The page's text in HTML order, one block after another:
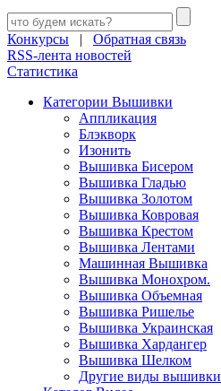
Конкурсы | Обратная связь
RSS-лента новостей
Статистика
Категории Вышивки
Аппликация
Блэкворк
Изонить
Вышивка Бисером
Вышивка Гладью
Вышивка Золотом
Вышивка Ковровая
Вышивка Крестом
Вышивка Лентами
Машинная Вышивка
Вышивка Монохром.
Вышивка Объемная
Вышивка Ришелье
Вышивка Украинская
Вышивка Хардангер
Вышивка Шелком
Другие виды вышивки